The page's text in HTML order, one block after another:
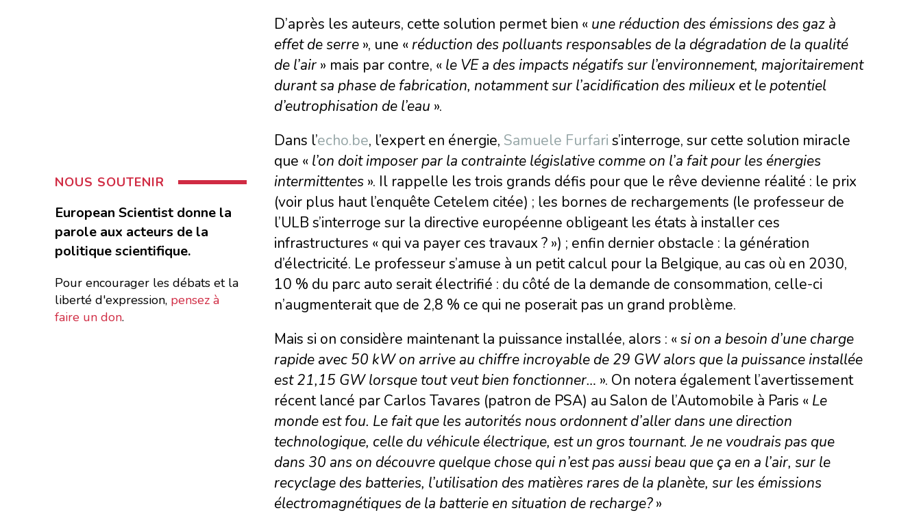
D’après les auteurs, cette solution permet bien « une réduction des émissions des gaz à
effet de serre», une « réduction des polluants responsables de la dégradation de la qualité
de l’air» mais par contre, « le VE a des impacts négatifs sur l’environnement, majoritairement
durant sa phase de fabrication, notamment sur l’acidification des milieux et le potentiel
d’eutrophisation de l’eau ».
Dans l’echo.be, l’expert en énergie, Samuele Furfari s’interroge, sur cette solution miracle
que « l’on doit imposer par la contrainte législative comme on l’a fait pour les énergies
intermittentes». Il rappelle les trois grands défis pour que le rêve devienne réalité : le prix
(voir plus haut l’enquête Cetelem citée) ; les bornes de rechargements (le professeur de
l’ULB s’interroge sur la directive européenne obligeant les états à installer ces
infrastructures « qui va payer ces travaux ? ») ; enfin dernier obstacle : la génération
d’électricité. Le professeur s’amuse à un petit calcul pour la Belgique, au cas où en 2030,
10 % du parc auto serait électrifié : du côté de la demande de consommation, celle-ci
n’augmenterait que de 2,8 % ce qui ne poserait pas un grand problème.
Mais si on considère maintenant la puissance installée, alors : « si on a besoin d’une charge
rapide avec 50 kW on arrive au chiffre incroyable de 29 GW alors que la puissance installée
est 21,15 GW lorsque tout veut bien fonctionner… ». On notera également l’avertissement
récent lancé par Carlos Tavares (patron de PSA) au Salon de l’Automobile à Paris « Le
monde est fou. Le fait que les autorités nous ordonnent d’aller dans une direction
technologique, celle du véhicule électrique, est un gros tournant. Je ne voudrais pas que
dans 30 ans on découvre quelque chose qui n’est pas aussi beau que ça en a l’air, sur le
recyclage des batteries, l’utilisation des matières rares de la planète, sur les émissions
électromagnétiques de la batterie en situation de recharge?»
NOUS SOUTENIR
European Scientist donne la
parole aux acteurs de la
politique scientifique.
Pour encourager les débats et la
liberté d'expression, pensez à
faire un don.